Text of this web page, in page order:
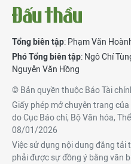
Tổng biên tập: Phạm Văn
Phó Tổng biên tập: Ngô Chí
Nguyễn Văn Hồng
© Bản quyền thuộc Báo Tài
Giấy phép mở chuyên trang
do Cục Báo chí, Bộ Văn hóa,
08/01/2026
Việc sử dụng nội dung đăng tải
phải được sự đồng ý bằng văn